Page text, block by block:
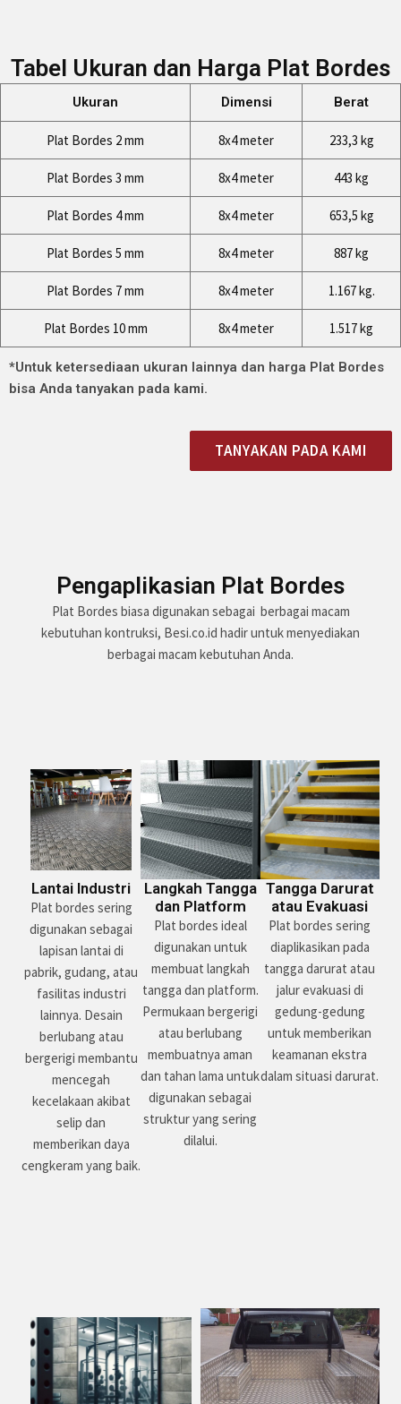
Tabel Ukuran dan Harga Plat Bordes
Ukuran Dimensi Berat
Plat Bordes 2 mm 8x4 meter 233,3 kg
Plat Bordes 3 mm 8x4 meter 443 kg
Plat Bordes 4 mm 8x4 meter 653,5 kg
Plat Bordes 5 mm 8x4 meter 887 kg
Plat Bordes 7 mm 8x4 meter 1.167 kg.
Plat Bordes 10 mm 8x4 meter 1.517 kg
*Untuk ketersediaan ukuran lainnya dan harga Plat Bordes
bisa Anda tanyakan pada kami.
TANYAKAN PADA KAMI
Pengaplikasian Plat Bordes
Plat Bordes biasa digunakan sebagai berbagai macam
kebutuhan kontruksi, Besi.co.id hadir untuk menyediakan
berbagai macam kebutuhan Anda.
Lantai Industri
Plat bordes sering
digunakan sebagai
lapisan lantai di
pabrik, gudang, atau
fasilitas industri
lainnya. Desain
berlubang atau
bergerigi membantu
mencegah
kecelakaan akibat
selip dan
memberikan daya
cengkeram yang baik.
Langkah Tangga
dan Platform
Plat bordes ideal
digunakan untuk
membuat langkah
tangga dan platform.
Permukaan bergerigi
atau berlubang
membuatnya aman
dan tahan lama untuk
digunakan sebagai
struktur yang sering
dilalui.
Tangga Darurat
atau Evakuasi
Plat bordes sering
diaplikasikan pada
tangga darurat atau
jalur evakuasi di
gedung-gedung
untuk memberikan
keamanan ekstra
dalam situasi darurat.